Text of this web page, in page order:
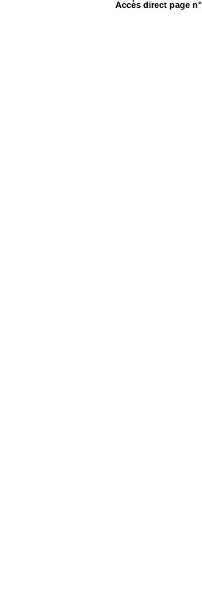
Accès direct page